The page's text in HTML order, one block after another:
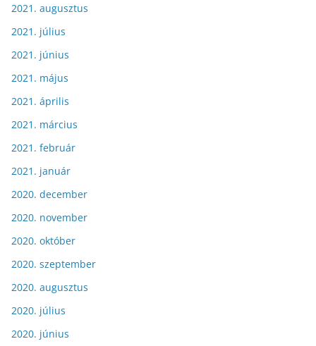
2021. augusztus
2021. július
2021. június
2021. május
2021. április
2021. március
2021. február
2021. január
2020. december
2020. november
2020. október
2020. szeptember
2020. augusztus
2020. július
2020. június